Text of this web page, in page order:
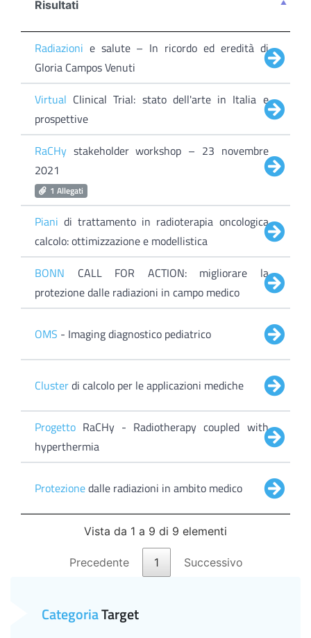
Risultati
Radiazioni e salute – In ricordo ed eredità di
Gloria Campos Venuti
Virtual Clinical Trial: stato dell'arte in Italia e
prospettive
RaCHy stakeholder workshop – 23 novembre
2021
1 Allegati
Piani di trattamento in radioterapia oncologica
calcolo: ottimizzazione e modellistica
BONN CALL FOR ACTION: migliorare la
protezione dalle radiazioni in campo medico
OMS - Imaging diagnostico pediatrico
Clusterdi calcolo per le applicazioni mediche
Progetto RaCHy - Radiotherapy coupled with
hyperthermia
Protezionedalle radiazioni in ambito medico
Vista da 1 a 9 di 9 elementi
Precedente 1 Successivo
CategoriaTarget